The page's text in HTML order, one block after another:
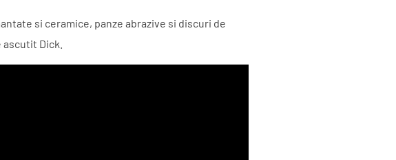
si ceramice, panze abrazive si discuri de
Dick.